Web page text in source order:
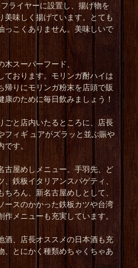
ライヤーに設置し、揚げ物を
美味しく揚げています。とても
っこくありません。美味しいで
スーパーフード、
ております。モリンガ酎ハイは
帰りにモリンガ粉末を店頭で販
康のために毎日飲みましょう！
ごと店内いたるところに、店長
フィギ ュアがズラッと並ぶ賑や
す。
屋めしメニュー。手羽先、ど
、鉄板イタリアンスパゲティ、
ちろん、新名古屋めしとして、
ースのかかった鉄板カツや台湾
作メニューも充実しています。
、店長オススメの日本酒も充
、とにかく種類めちゃくちゃあ